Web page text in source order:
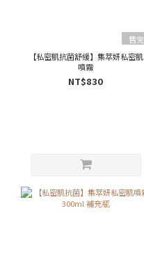
售完
【私密肌抗菌舒緩】集萃妍私密肌
噴霧
NT$830